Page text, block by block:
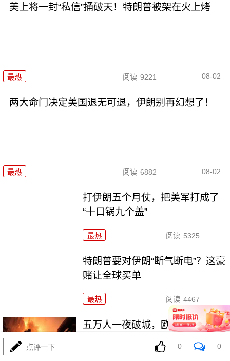
美上将一封“私信”捅破天！特朗普被架在火上烤
最热 阅读 9221 08-02
两大命门决定美国退无可退，伊朗别再幻想了！
最热 阅读 6882 08-02
打伊朗五个月仗，把美军打成了
“十口锅九个盖”
最热 阅读 5325
特朗普要对伊朗“断气断电”？这豪
赌让全球买单
最热 阅读 4467
五万人一夜破城，欧盟真怕了！
特朗普拿美国说事
点评一下 0 0